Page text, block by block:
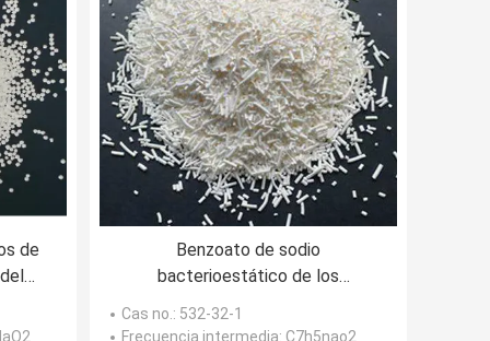
de
Benzoato de sodio
bacterioestático de los
preservativos C7H5NaO2 de la
categoría alimenticia granular
Cas no. : 532-32-1
Frecuencia intermedia: C7h5nao2